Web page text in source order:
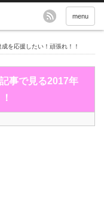
menu
を応援したい！頑張れ！！
事で見る2017年